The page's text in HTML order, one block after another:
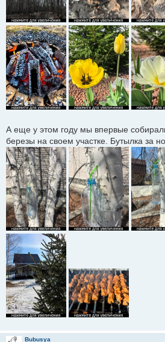
А еще у этом году мы впервые
березы на своем участке. Бутылка за
Bubusya